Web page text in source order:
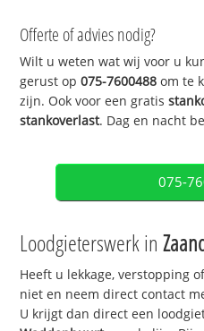
Offerte of advies nodig?
Wilt u weten wat wij voor u
gerust op075-7600488 om te
zijn. Ook voor een gratis
stankoverlast. Dag en nacht
075-
Loodgieterswerk in
Heeft u lekkage, verstopping
niet en neem direct contact
U krijgt dan direct een